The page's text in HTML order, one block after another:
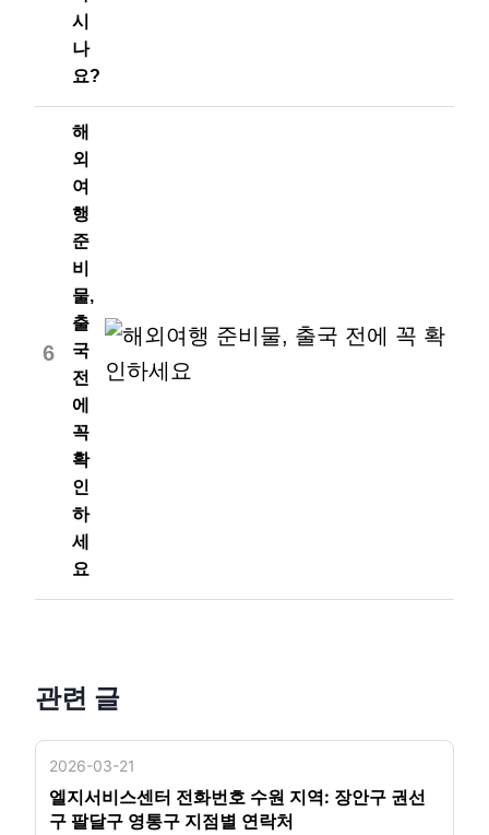
시
나
요?
6
해
외
여
행
준
비
물,
출
국
전
에
꼭
확
인
하
세
요
관련 글
2026-03-21
엘지서비스센터 전화번호 수원 지역: 장안구 권선
구 팔달구 영통구 지점별 연락처